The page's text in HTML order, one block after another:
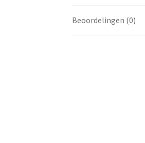
Beoordelingen (0)